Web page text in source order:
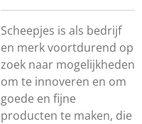
Scheepjes is als bedrijf
en merk voortdurend op
zoek naar mogelijkheden
om te innoveren en om
goede en fijne
producten te maken, die